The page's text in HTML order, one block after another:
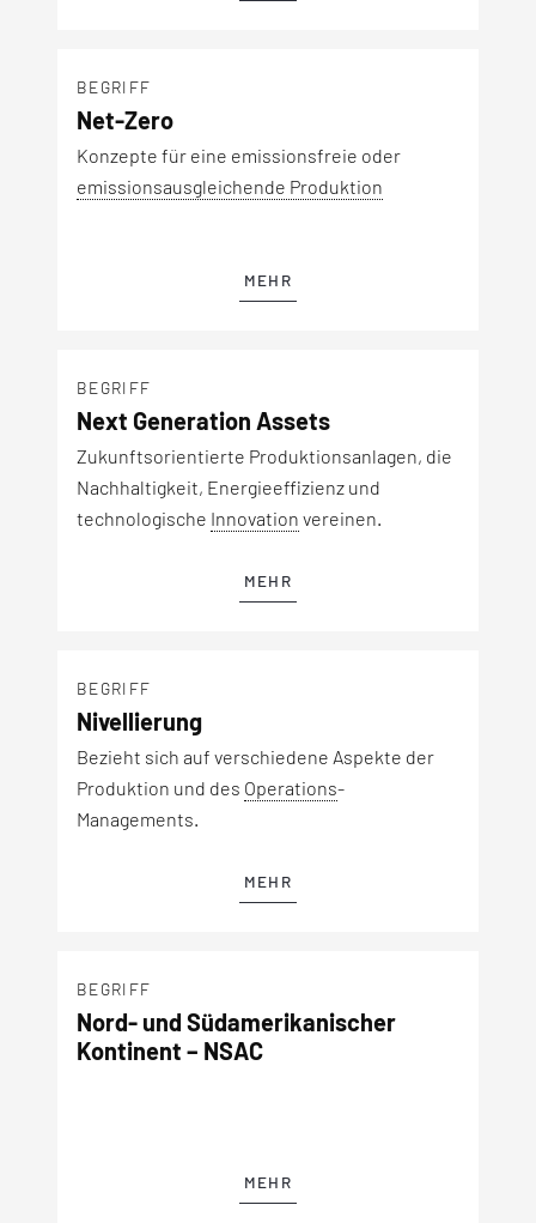
BEGRIFF
Net-Zero
Konzepte für eine emissionsfreie oder
emissionsausgleichende Produktion
MEHR
BEGRIFF
Next Generation Assets
Zukunftsorientierte Produktionsanlagen, die
Nachhaltigkeit, Energieeffizienz und
technologische Innovation vereinen.
MEHR
BEGRIFF
Nivellierung
Bezieht sich auf verschiedene Aspekte der
Produktion und des Operations-
Managements.
MEHR
BEGRIFF
Nord- und Südamerikanischer
Kontinent – NSAC
MEHR